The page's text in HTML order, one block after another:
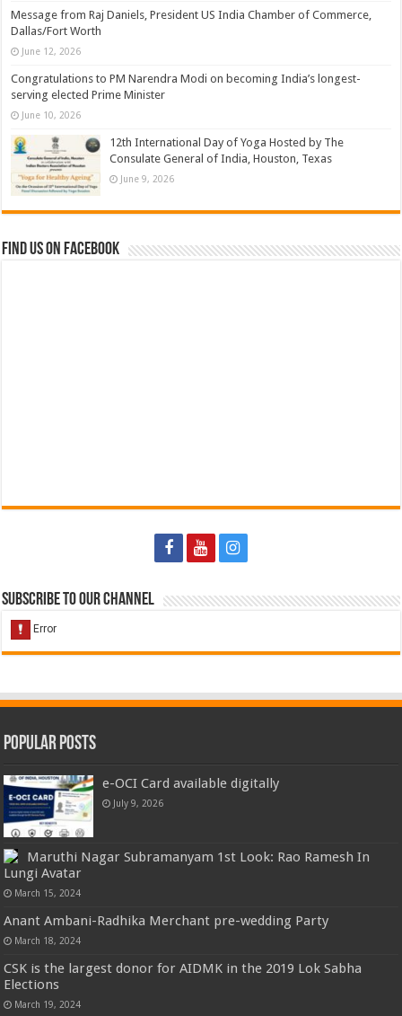
Message from Raj Daniels, President US India Chamber of Commerce,
Dallas/Fort Worth
June 12, 2026
Congratulations to PM Narendra Modi on becoming India’s longest-
serving elected Prime Minister
June 10, 2026
12th International Day of Yoga Hosted by The
Consulate General of India, Houston, Texas
June 9, 2026
Find us on Facebook
Subscribe to our Channel
Popular Posts
e-OCI Card available digitally
July 9, 2026
Maruthi Nagar Subramanyam 1st Look: Rao Ramesh In
Lungi Avatar
March 15, 2024
Anant Ambani-Radhika Merchant pre-wedding Party
March 18, 2024
CSK is the largest donor for AIDMK in the 2019 Lok Sabha
Elections
March 19, 2024